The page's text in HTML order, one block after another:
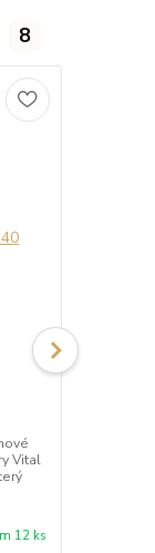
8
Vital
12 ks